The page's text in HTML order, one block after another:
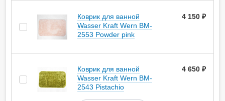
Коврик для ванной
Wasser Kraft Wern BM-
2553 Powder pink
4 150
Коврик для ванной
Wasser Kraft Wern BM-
2543 Pistachio
4 650